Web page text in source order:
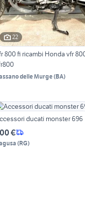
22
800 fi ricambi Honda vfr
delle Murge(BA)
ducati monster 696
€
(RG)